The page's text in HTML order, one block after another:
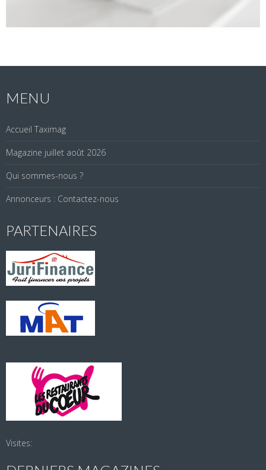
MENU
Accueil Taximag
Magazine juillet août 2026
Qui sommes-nous ?
Annonceurs : Contactez-nous
PARTENAIRES
Visites: